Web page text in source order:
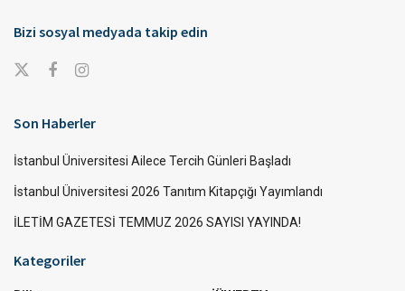
Bizi sosyal medyada takip edin
Son Haberler
İstanbul Üniversitesi Ailece Tercih Günleri Başladı
İstanbul Üniversitesi 2026 Tanıtım Kitapçığı Yayımlandı
İLETİM GAZETESİ TEMMUZ 2026 SAYISI YAYINDA!
Kategoriler